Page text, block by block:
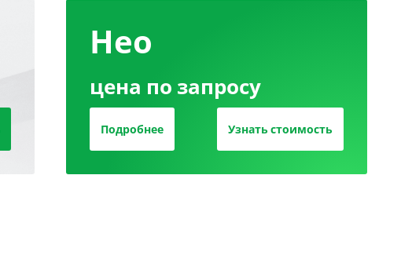
Нео
цена по запросу
Подробнее Узнать стоимость